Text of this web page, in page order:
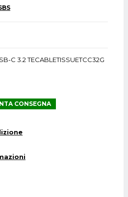
C 3.2 TECABLETISSUETCC32G
CONSEGNA